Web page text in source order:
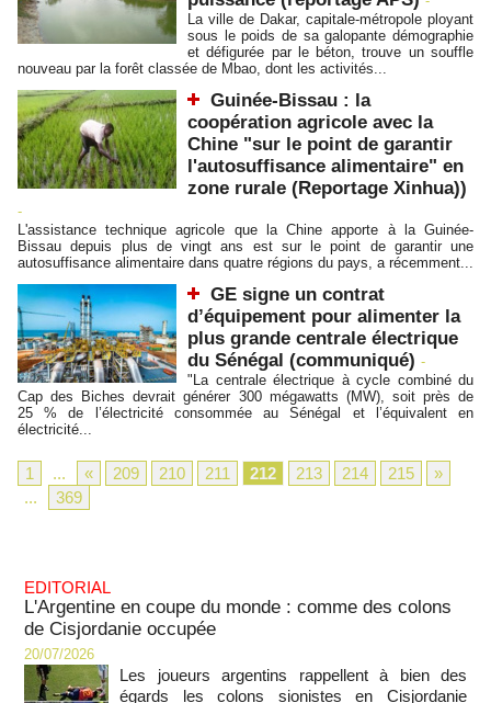
La ville de Dakar, capitale-métropole ployant
sous le poids de sa galopante démographie
et défigurée par le béton, trouve un souffle
nouveau par la forêt classée de Mbao, dont les activités...
Guinée-Bissau : la
coopération agricole avec la
Chine "sur le point de garantir
l'autosuffisance alimentaire" en
zone rurale (Reportage Xinhua))
-
L'assistance technique agricole que la Chine apporte à la Guinée-
Bissau depuis plus de vingt ans est sur le point de garantir une
autosuffisance alimentaire dans quatre régions du pays, a récemment...
GE signe un contrat
d’équipement pour alimenter la
plus grande centrale électrique
du Sénégal (communiqué) -
"La centrale électrique à cycle combiné du
Cap des Biches devrait générer 300 mégawatts (MW), soit près de
25 % de l’électricité consommée au Sénégal et l’équivalent en
électricité...
1 ... « 209 210 211 212 213 214 215
»
...
369
EDITORIAL
L'Argentine en coupe du monde : comme des colons
de Cisjordanie occupée
20/07/2026
Les joueurs argentins rappellent à bien des
égards les colons sionistes en Cisjordanie